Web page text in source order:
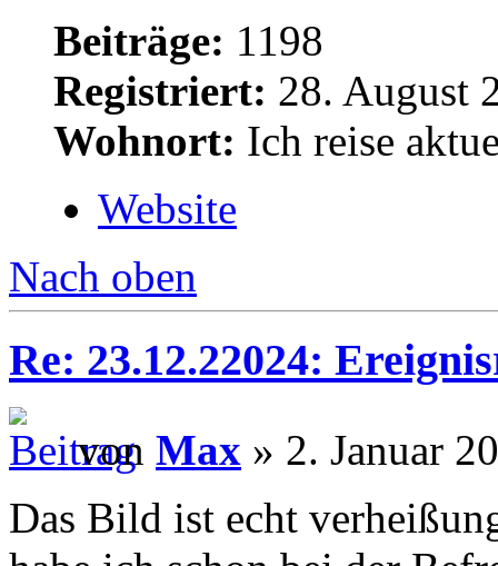
Beiträge: 1198
Registriert: 28. August
Wohnort: Ich reise
Website
Nach oben
Re: 23.12.22024:
von Max » 2. Januar
Das Bild ist echt